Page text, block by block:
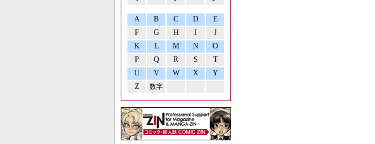
A B C D
E
F
G H I
J
K
L M N
O
P
Q R S
T
U
V W X
Y
Z
数字